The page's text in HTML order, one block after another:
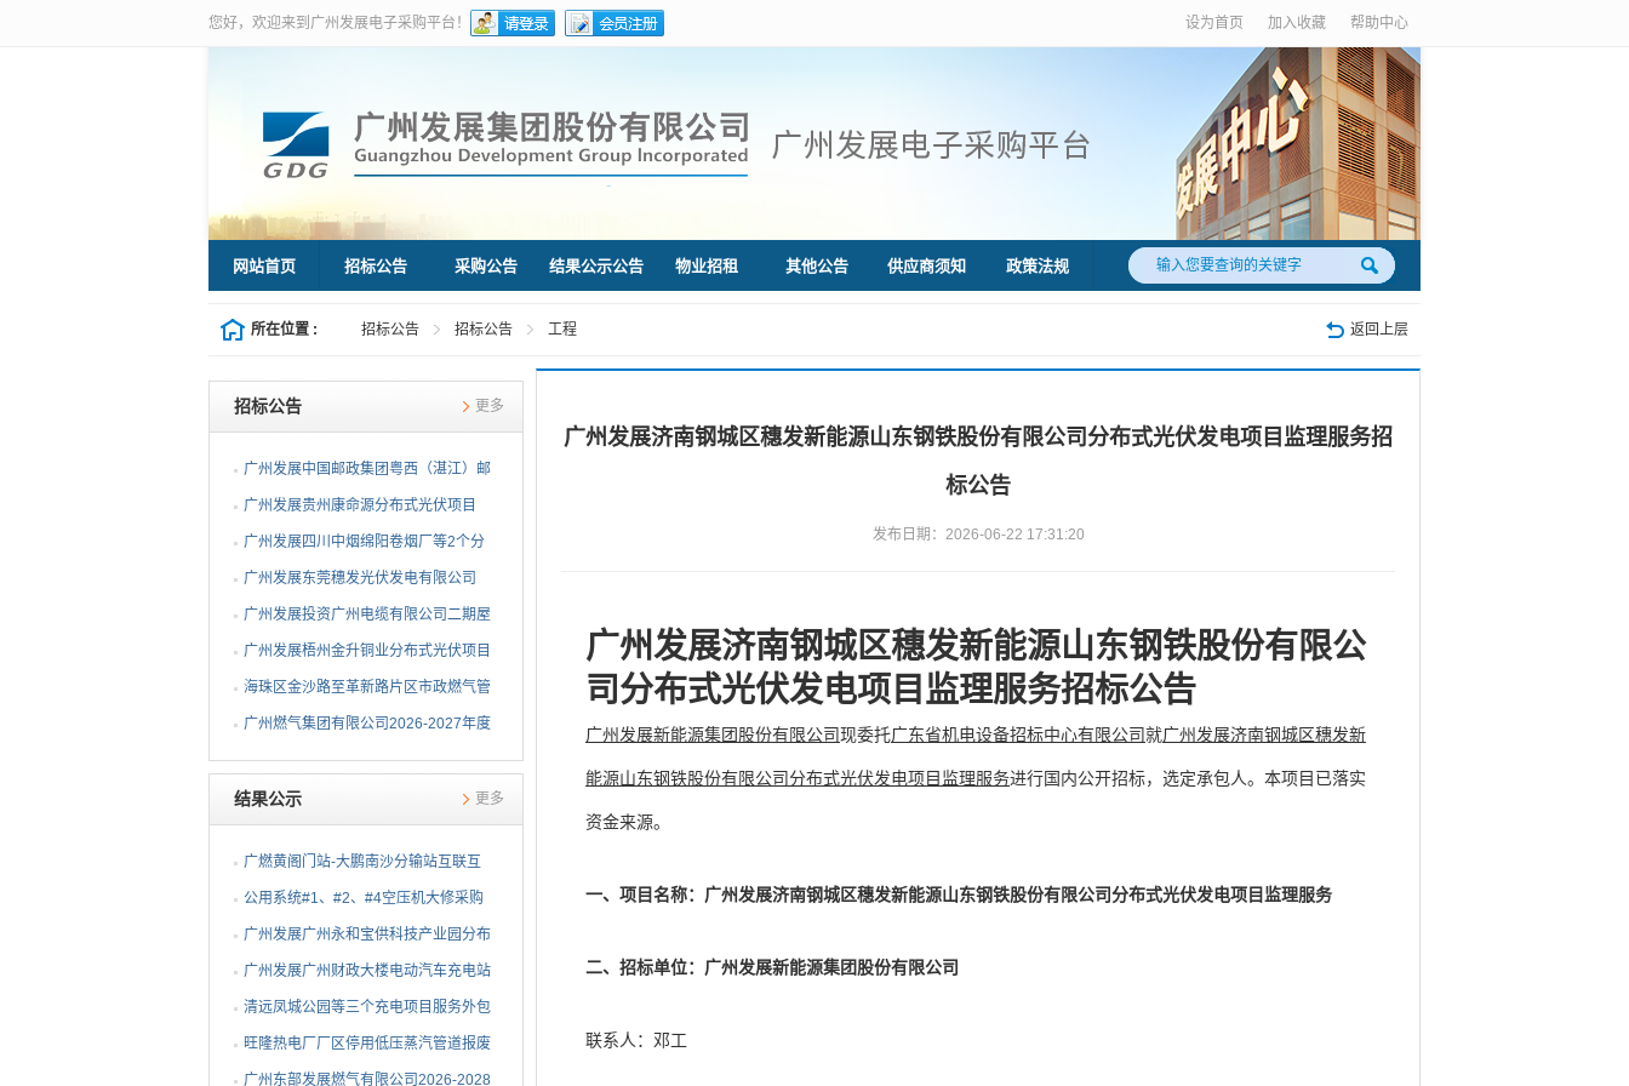
您好，欢迎来到广州发展电子采购平台！ 设为首页 加入收藏 帮助中心
网站首页 招标公告 采购公告 结果公示公告 物业招租 其他公告 供应商须知 政策法规
所在位置 : 招标公告 招标公告 工程 返回上层
广州发展济南钢城区穗发新能源山东钢铁股份有限公司分布式光伏发电项目监理服务招
标公告
发布日期：2026-06-22 17:31:20
广州发展济南钢城区穗发新能源山东钢铁股份有限公
司分布式光伏发电项目监理服务招标公告
广州发展新能源集团股份有限公司现委托广东省机电设备招标中心有限公司就广州发展济南钢城区穗发新
能源山东钢铁股份有限公司分布式光伏发电项目监理服务进行国内公开招标，选定承包人。本项目已落实
资金来源。
一、项目名称： 广州发展济南钢城区穗发新能源山东钢铁股份有限公司分布式光伏发电项目监理服务
二、招标单位： 广州发展新能源集团股份有限公司
联系人：邓工
招标公告 更多
广州发展中国邮政集团粤西（湛江）邮
件处理中心等3个分布...
广州发展贵州康命源分布式光伏项目
EPC总承包（第二次招标...
广州发展四川中烟绵阳卷烟厂等2个分
布式光伏项目EPC总承包...
广州发展东莞穗发光伏发电有限公司
（广州港新沙港务有限公...
广州发展投资广州电缆有限公司二期屋
顶分布式光伏项目EPC...
广州发展梧州金升铜业分布式光伏项目
EPC总承包招标公告
海珠区金沙路至革新路片区市政燃气管
网更新工程招标公告
广州燃气集团有限公司2026-2027年度
燃气用埋地聚乙烯（PE1...
结果公示 更多
广燃黄阁门站-大鹏南沙分输站互联互
通改造安全评价及职业...
公用系统#1、#2、#4空压机大修采购
结果公告
⼴州发展⼴州永和宝供科技产业园分布
式光伏项⽬可⾏性研究...
广州发展广州财政大楼电动汽车充电站
项目采购结果公告
清远凤城公园等三个充电项目服务外包
项目采购结果公告
旺隆热电厂厂区停用低压蒸汽管道报废
拆除及废旧物资处置项...
广州东部发展燃气有限公司2026-2028